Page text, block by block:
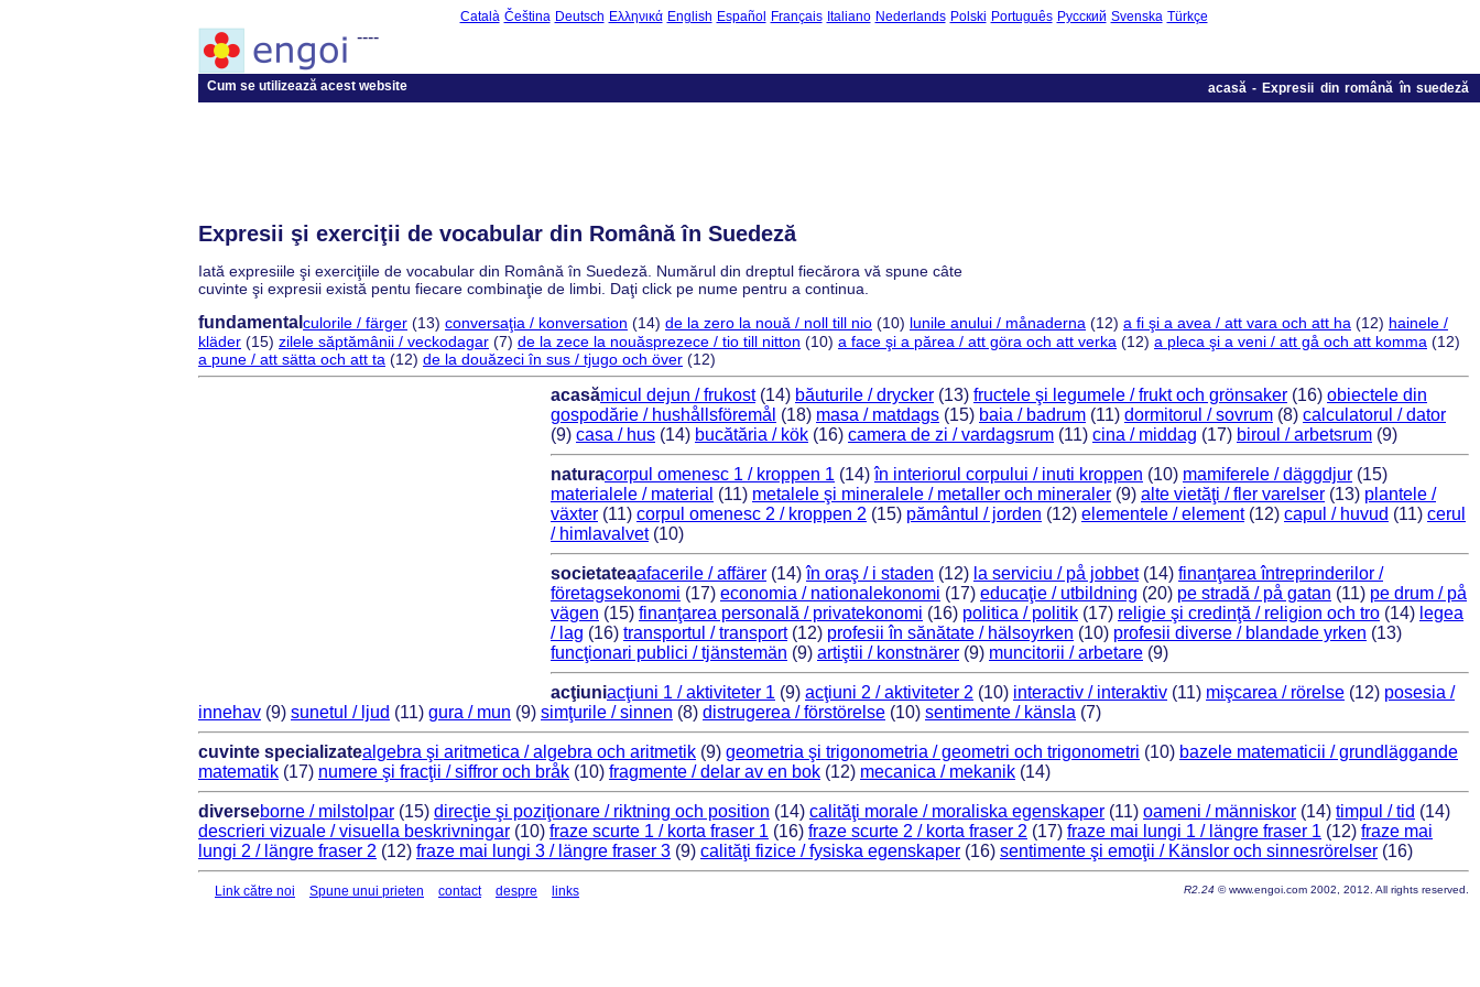
Català Čeština Deutsch Ελληνικά English Español Français Italiano Nederlands Polski Português Русский Svenska Türkçe
----
Cum se utilizează acest website acasă- Expresii din română în suedeză
Expresii şi exerciţii de vocabular din Română în Suedeză
Iată expresiile şi exerciţiile de vocabular din Română în Suedeză. Numărul din dreptul fiecărora vă spune câte
cuvinte şi expresii există pentu fiecare combinaţie de limbi. Daţi click pe nume pentru a continua.
fundamental culorile / färger (13) conversaţia / konversation (14) de la zero la nouă / noll till nio (10) lunile anului / månaderna (12) a fi şi a avea / att vara och att ha (12) hainele /
kläder (15) zilele săptămânii / veckodagar (7) de la zece la nouăsprezece / tio till nitton (10) a face şi a părea / att göra och att verka (12) a pleca şi a veni / att gå och att komma (12)
a pune / att sätta och att ta (12) de la douăzeci în sus / tjugo och över (12)
acasămicul dejun / frukost(14) băuturile / drycker (13) fructele şi legumele / frukt och grönsaker (16) obiectele din
gospodărie / hushållsföremål (18) masa / matdags (15) baia / badrum (11) dormitorul / sovrum (8) calculatorul / dator
(9) casa / hus (14) bucătăria / kök (16) camera de zi / vardagsrum (11) cina / middag (17) biroul / arbetsrum (9)
naturacorpul omenesc 1 / kroppen 1 (14)în interiorul corpului / inuti kroppen (10) mamiferele / däggdjur (15)
materialele / material (11) metalele şi mineralele / metaller och mineraler (9) alte vietăţi / fler varelser (13) plantele /
växter (11) corpul omenesc 2 / kroppen 2 (15) pământul / jorden (12) elementele / element(12) capul / huvud (11) cerul
/ himlavalvet(10)
societateaafacerile / affärer (14)în oraş / i staden (12) la serviciu / på jobbet(14) finanţarea întreprinderilor /
företagsekonomi (17) economia / nationalekonomi (17) educaţie / utbildning (20) pe stradă / på gatan (11) pe drum / på
vägen (15) finanţarea personală / privatekonomi (16) politica / politik (17) religie şi credinţă / religion och tro (14) legea
/ lag (16) transportul / transport(12) profesii în sănătate / hälsoyrken (10) profesii diverse / blandade yrken (13)
funcţionari publici / tjänstemän (9) artiştii / konstnärer (9) muncitorii / arbetare (9)
acţiuniacţiuni 1 / aktiviteter 1 (9) acţiuni 2 / aktiviteter 2 (10) interactiv / interaktiv (11) mişcarea / rörelse (12) posesia /
innehav (9) sunetul / ljud (11) gura / mun (9) simţurile / sinnen (8) distrugerea / förstörelse (10) sentimente / känsla (7)
cuvinte specializatealgebra şi aritmetica / algebra och aritmetik (9) geometria şi trigonometria / geometri och trigonometri (10) bazele matematicii / grundläggande
matematik (17) numere şi fracţii / siffror och bråk (10) fragmente / delar av en bok (12) mecanica / mekanik (14)
diverseborne / milstolpar (15) direcţie şi poziţionare / riktning och position (14) calităţi morale / moraliska egenskaper (11) oameni / människor (14) timpul / tid (14)
descrieri vizuale / visuella beskrivningar (10) fraze scurte 1 / korta fraser 1 (16) fraze scurte 2 / korta fraser 2 (17) fraze mai lungi 1 / längre fraser 1 (12) fraze mai
lungi 2 / längre fraser 2 (12) fraze mai lungi 3 / längre fraser 3 (9) calităţi fizice / fysiska egenskaper (16) sentimente şi emoţii / Känslor och sinnesrörelser (16)
Link către noi Spune unui prieten contact despre links R2.24 © www.engoi.com 2002, 2012. All rights reserved.